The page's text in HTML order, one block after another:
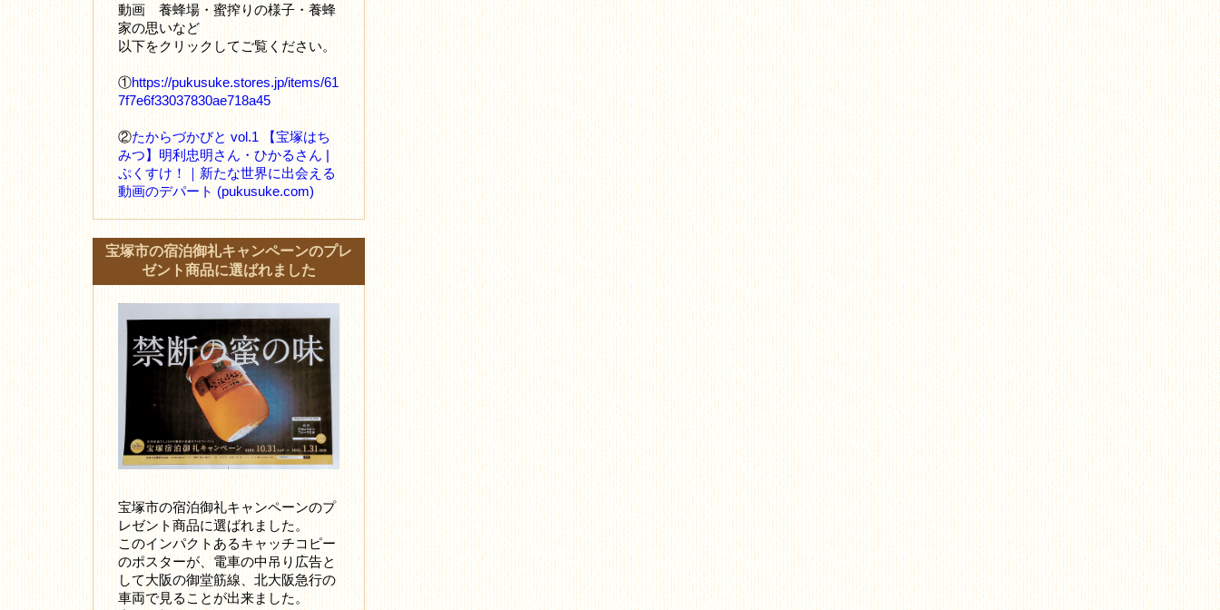
動画 養蜂場・蜜搾りの様子・養蜂
家の思いなど
以下をクリックしてご覧ください。
①https://pukusuke.stores.jp/items/61
7f7e6f33037830ae718a45
②たからづかびと vol.1 【宝塚はち
みつ】明利忠明さん・ひかるさん |
ぷくすけ！｜新たな世界に出会える
動画のデパート (pukusuke.com)
宝塚市の宿泊御礼キャンペーンのプレ
ゼント商品に選ばれました
宝塚市の宿泊御礼キャンペーンのプ
レゼント商品に選ばれました。
このインパクトあるキャッチコピー
のポスターが、電車の中吊り広告と
して大阪の御堂筋線、北大阪急行の
車両で見ることが出来ました。